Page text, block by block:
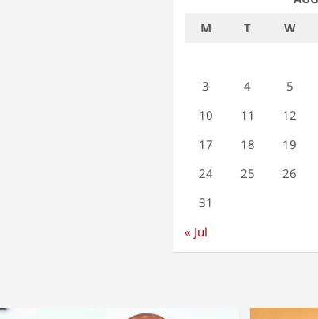
M
T W
3
4 5
10
11 12
17
18 19
24
25 26
31
« Jul